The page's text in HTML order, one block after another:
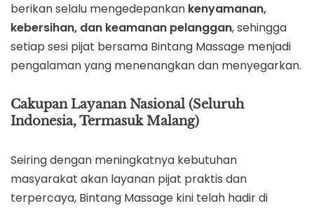
berikan selalu mengedepankan kenyamanan,
kebersihan, dan keamanan pelanggan, sehingga
setiap sesi pijat bersama Bintang Massage menjadi
pengalaman yang menenangkan dan menyegarkan.
Cakupan Layanan Nasional (Seluruh
Indonesia, Termasuk Malang)
Seiring dengan meningkatnya kebutuhan
masyarakat akan layanan pijat praktis dan
terpercaya, Bintang Massage kini telah hadir di